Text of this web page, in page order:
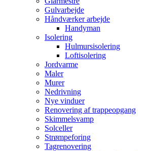
Gulvarbejde
Håndværker arbejde
Handyman
Isolering
Hulmursisolering
Loftisolering
Jordvarme
Maler
Murer
Nedrivning
Nye vinduer
Renovering af trappeopgang
Skimmelsvamp
Solceller
Strømpeforing
Tagrenovering